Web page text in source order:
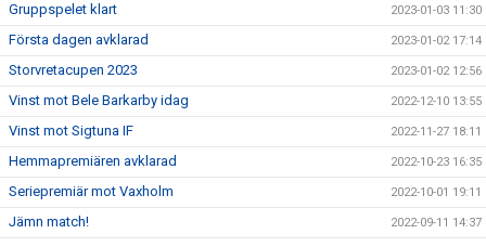
Gruppspelet klart 2023-01-03 11:30
Första dagen avklarad 2023-01-02 17:14
Storvretacupen 2023 2023-01-02 12:56
Vinst mot Bele Barkarby idag 2022-12-10 13:55
Vinst mot Sigtuna IF 2022-11-27 18:11
Hemmapremiären avklarad 2022-10-23 16:35
Seriepremiär mot Vaxholm 2022-10-01 19:11
Jämn match! 2022-09-11 14:37